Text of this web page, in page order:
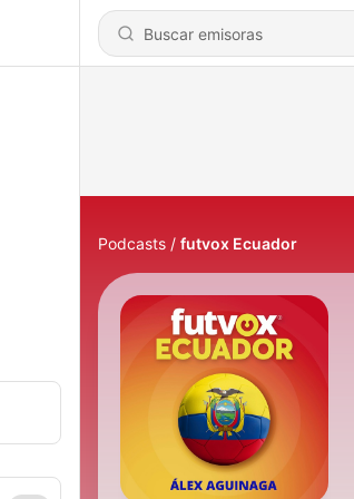
Podcasts futvox Ecuador